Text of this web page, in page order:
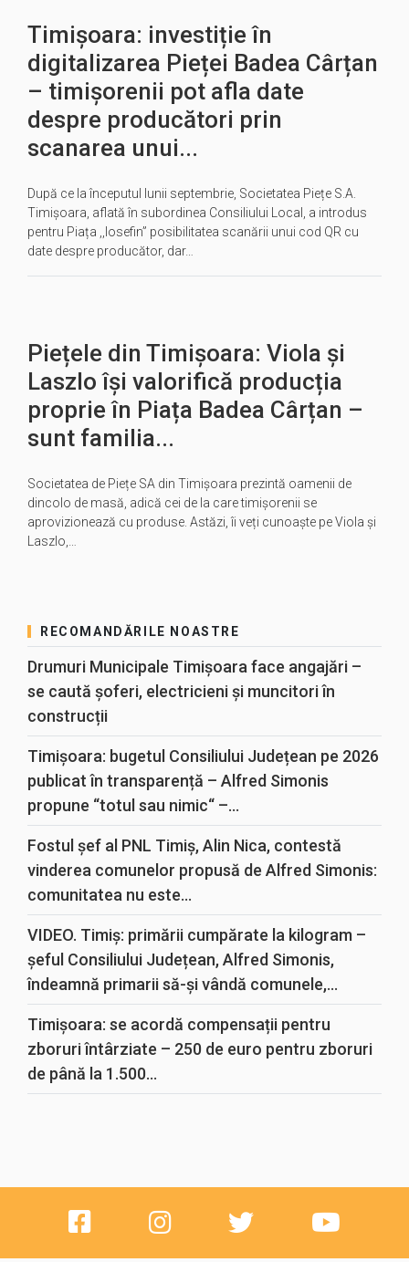
Timișoara: investiție în
digitalizarea Pieței Badea Cârțan
– timișorenii pot afla date
despre producători prin
scanarea unui...
După ce la începutul lunii septembrie, Societatea Piețe S.A.
Timișoara, aflată în subordinea Consiliului Local, a introdus
pentru Piața ,,Iosefin” posibilitatea scanării unui cod QR cu
date despre producător, dar…
Piețele din Timișoara: Viola și
Laszlo își valorifică producția
proprie în Piața Badea Cârțan –
sunt familia...
Societatea de Piețe SA din Timișoara prezintă oamenii de
dincolo de masă, adică cei de la care timișorenii se
aprovizionează cu produse. Astăzi, îi veți cunoaște pe Viola și
Laszlo,…
RECOMANDĂRILE NOASTRE
Drumuri Municipale Timișoara face angajări –
se caută șoferi, electricieni și muncitori în
construcții
Timișoara: bugetul Consiliului Județean pe 2026
publicat în transparență – Alfred Simonis
propune “totul sau nimic“ –...
Fostul șef al PNL Timiș, Alin Nica, contestă
vinderea comunelor propusă de Alfred Simonis:
comunitatea nu este...
VIDEO. Timiș: primării cumpărate la kilogram –
șeful Consiliului Județean, Alfred Simonis,
îndeamnă primarii să-și vândă comunele,...
Timișoara: se acordă compensații pentru
zboruri întârziate – 250 de euro pentru zboruri
de până la 1.500...